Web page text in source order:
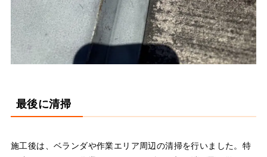
最後に清掃
施工後は、ベランダや作業エリア周辺の清掃を行いました。特